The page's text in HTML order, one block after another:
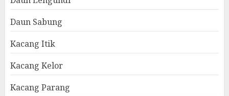
Daun Sabung
Kacang Itik
Kacang Kelor
Kacang Parang